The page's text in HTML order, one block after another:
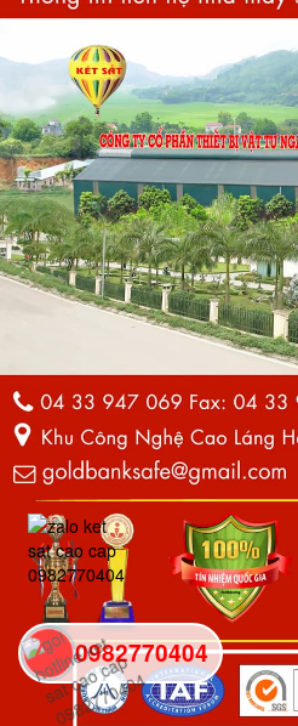
0982770404